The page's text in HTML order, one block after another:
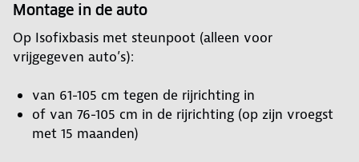
Montage in de auto
Op Isofixbasis met steunpoot (alleen voor
vrijgegeven auto’s):
van 61-105 cm tegen de rijrichting in
of van 76-105 cm in de rijrichting (op zijn vroegst
met 15 maanden)